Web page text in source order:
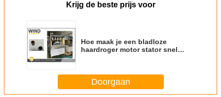
Krijg de beste prijs voor
Hoe maak je een bladloze
haardroger motor stator snel
Doorgaan